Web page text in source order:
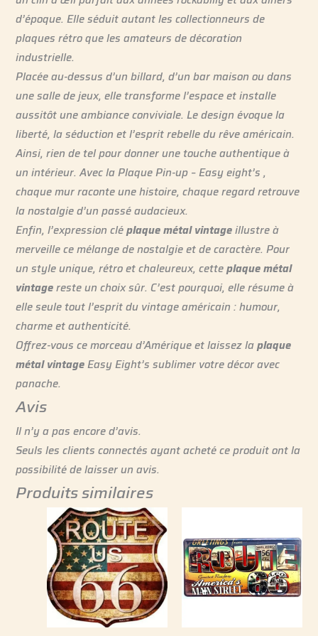
d’époque. Elle séduit autant les collectionneurs de
plaques rétro que les amateurs de décoration
industrielle.
Placée au-dessus d’un billard, d’un bar maison ou dans
une salle de jeux, elle transforme l’espace et installe
aussitôt une ambiance conviviale. Le design évoque la
liberté, la séduction et l’esprit rebelle du rêve américain.
Ainsi, rien de tel pour donner une touche authentique à
un intérieur. Avec la Plaque Pin-up – Easy eight’s ,
chaque mur raconte une histoire, chaque regard retrouve
la nostalgie d’un passé audacieux.
Enfin, l’expression cléplaque métal vintageillustre à
merveille ce mélange de nostalgie et de caractère. Pour
un style unique, rétro et chaleureux, cetteplaque métal
vintagereste un choix sûr. C’est pourquoi, elle résume à
elle seule tout l’esprit du vintage américain : humour,
charme et authenticité.
Offrez-vous ce morceau d’Amérique et laissez laplaque
métal vintageEasy Eight’s sublimer votre décor avec
panache.
Avis
Il n’y a pas encore d’avis.
Seuls les clients connectés ayant acheté ce produit ont la
possibilité de laisser un avis.
Produits similaires